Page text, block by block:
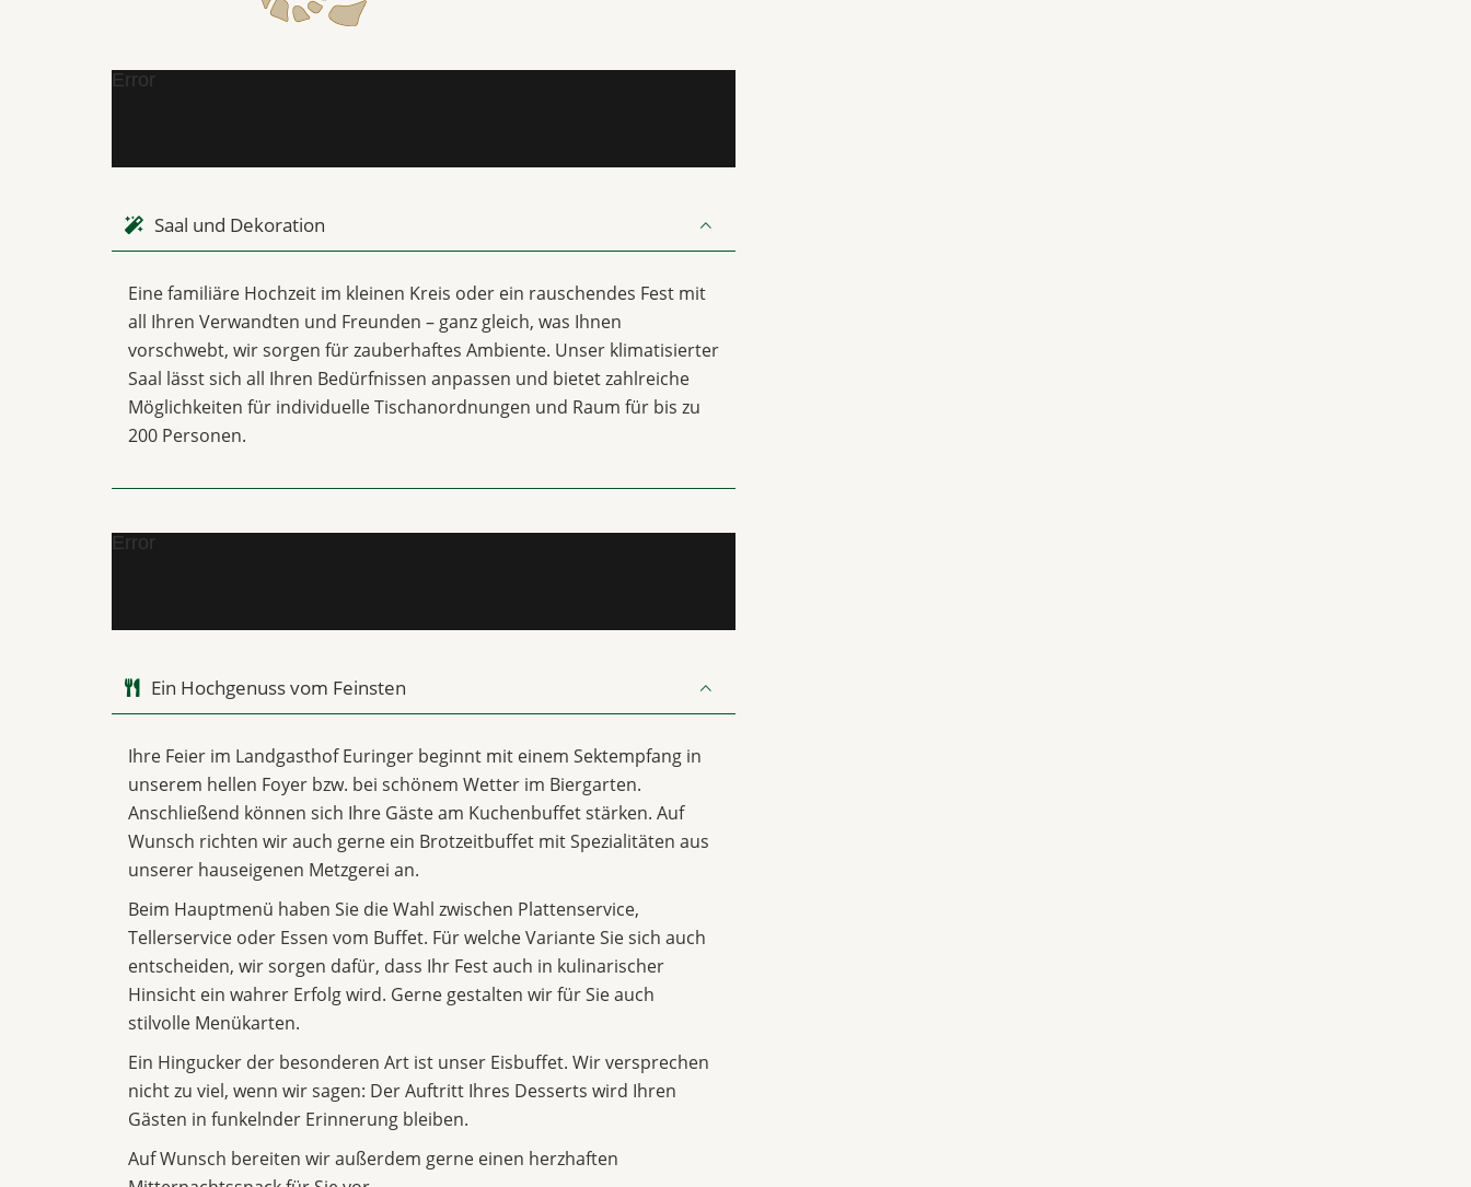
Error
Saal und Dekoration
Eine familiäre Hochzeit im kleinen Kreis oder ein rauschendes Fest mit
all Ihren Verwandten und Freunden – ganz gleich, was Ihnen
vorschwebt, wir sorgen für zauberhaftes Ambiente. Unser klimatisierter
Saal lässt sich all Ihren Bedürfnissen anpassen und bietet zahlreiche
Möglichkeiten für individuelle Tischanordnungen und Raum für bis zu
200 Personen.
Error
Ein Hochgenuss vom Feinsten
Ihre Feier im Landgasthof Euringer beginnt mit einem Sektempfang in
unserem hellen Foyer bzw. bei schönem Wetter im Biergarten.
Anschließend können sich Ihre Gäste am Kuchenbuffet stärken. Auf
Wunsch richten wir auch gerne ein Brotzeitbuffet mit Spezialitäten aus
unserer hauseigenen Metzgerei an.
Beim Hauptmenü haben Sie die Wahl zwischen Plattenservice,
Tellerservice oder Essen vom Buffet. Für welche Variante Sie sich auch
entscheiden, wir sorgen dafür, dass Ihr Fest auch in kulinarischer
Hinsicht ein wahrer Erfolg wird. Gerne gestalten wir für Sie auch
stilvolle Menükarten.
Ein Hingucker der besonderen Art ist unser Eisbuffet. Wir versprechen
nicht zu viel, wenn wir sagen: Der Auftritt Ihres Desserts wird Ihren
Gästen in funkelnder Erinnerung bleiben.
Auf Wunsch bereiten wir außerdem gerne einen herzhaften